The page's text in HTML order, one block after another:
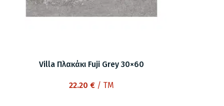
Villa Πλακάκι Fuji Grey 30×60
22.20€ / TM